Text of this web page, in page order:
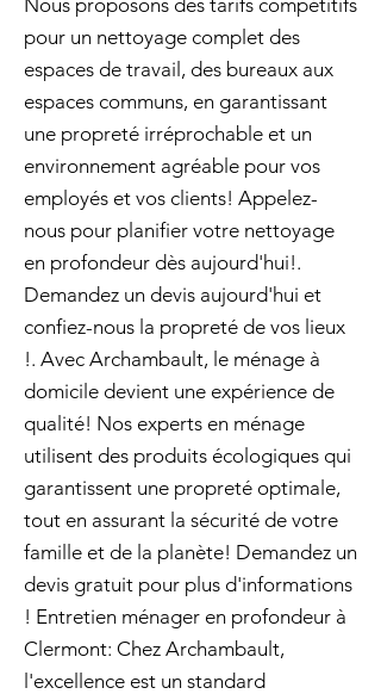
Nous proposons des tarifs compétitifs
pour un nettoyage complet des
espaces de travail, des bureaux aux
espaces communs, en garantissant
une propreté irréprochable et un
environnement agréable pour vos
employés et vos clients! Appelez-
nous pour planifier votre nettoyage
en profondeur dès aujourd'hui!.
Demandez un devis aujourd'hui et
confiez-nous la propreté de vos lieux
!. Avec Archambault, le ménage à
domicile devient une expérience de
qualité! Nos experts en ménage
utilisent des produits écologiques qui
garantissent une propreté optimale,
tout en assurant la sécurité de votre
famille et de la planète! Demandez un
devis gratuit pour plus d'informations
! Entretien ménager en profondeur à
Clermont: Chez Archambault,
l'excellence est un standard